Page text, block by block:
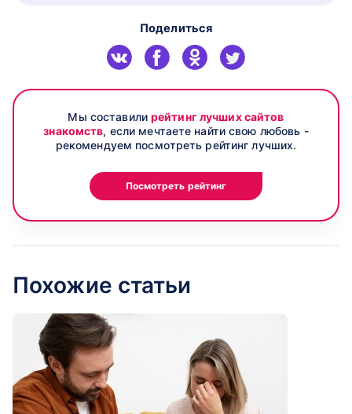
Поделиться
Мы составилирейтинг лучших сайтов
знакомств, если мечтаете найти свою любовь -
рекомендуем посмотреть рейтинг лучших.
Посмотреть рейтинг
Похожие статьи